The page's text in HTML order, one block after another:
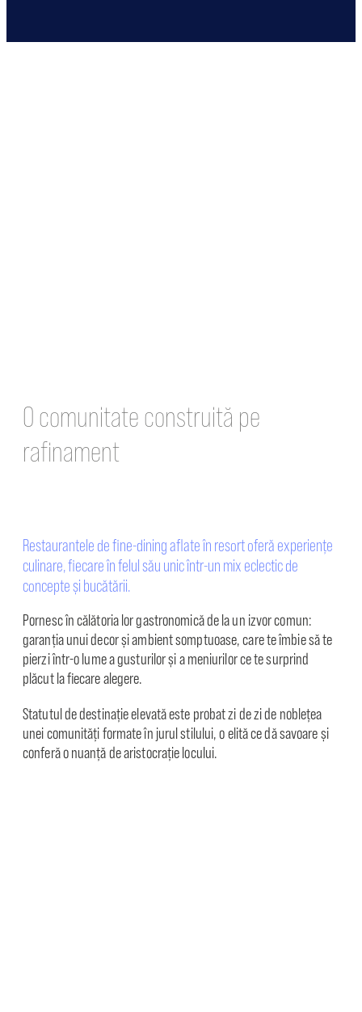
O comunitate construită pe
raﬁnament
Restaurantele de ﬁne-dining aﬂate în resort oferă experiențe
culinare, ﬁecare în felul său unic într-un mix eclectic de
concepte și bucătării.
Pornesc în călătoria lor gastronomică de la un izvor comun:
garanția unui decor și ambient somptuoase, care te îmbie să te
pierzi într-o lume a gusturilor și a meniurilor ce te surprind
plăcut la ﬁecare alegere.
Statutul de destinație elevată este probat zi de zi de noblețea
unei comunități formate în jurul stilului, o elită ce dă savoare și
conferă o nuanță de aristocrație locului.